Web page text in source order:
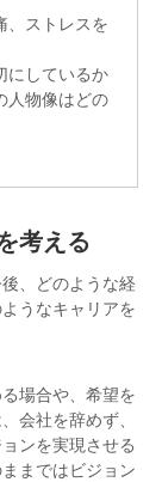
、ストレスを
にしているか
人物像はどの
考える
、どのような経
うなキャリアを
場合や、希望を
会社を辞めず、
ンを実現させる
まではビジョン